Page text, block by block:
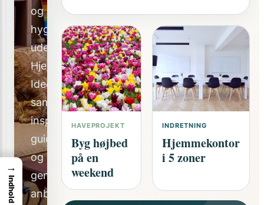
og
hyggeligere
udeliv.
Hjemme
Ideer
samler
inspiration,
guides
og
gennemtænkte
anbefalinger
HAVEPROJEKT
Byg højbed
på en
weekend
INDRETNING
Hjemmekontor
i 5 zoner
→
Indhold